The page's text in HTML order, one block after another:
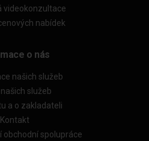
videokonzultace
nabídek
o nás
našich služeb
služeb
a o zakladateli
Kontakt
obchodní spolupráce